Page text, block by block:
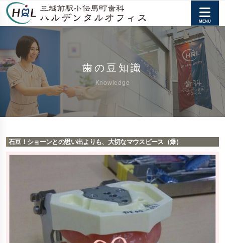
歯の豆知識
Knowledge
石豆！ショーンとの思い出よりも、大切なマウスピース（爆）